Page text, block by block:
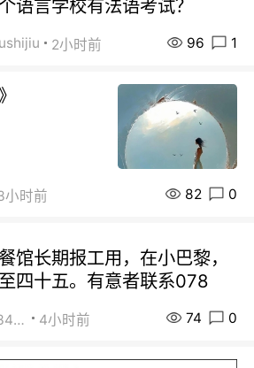
语言学校有法语考试？
2小时前 96 1
小时前 82 0
馆长期报工用，在小巴黎，
四十五。有意者联系078
街友74434350 4小时前 74 0